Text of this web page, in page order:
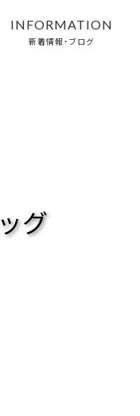
INFORMATION
新着情報・ブログ
グ